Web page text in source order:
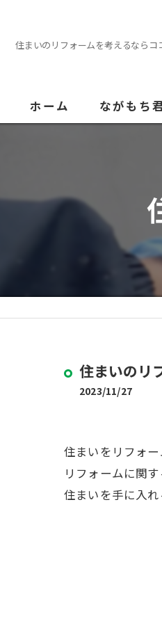
住まいのリフォームを考えるならコ
ホーム ながもち
住まいのリ
2023/11/27
住まいをリフォ
リフォームに関
住まいを手に入